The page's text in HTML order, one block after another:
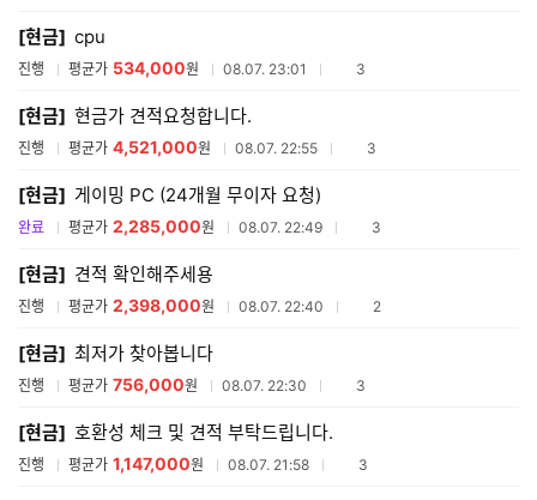
[현금] cpu
진행 평균가 534,000원 08.07. 23:01 참여업체수
3
[현금] 현금가 견적요청합니다.
진행 평균가 4,521,000원 08.07. 22:55 참여업체수
3
[현금] 게이밍 PC (24개월 무이자 요청)
완료 평균가 2,285,000원 08.07. 22:49 참여업체수
3
[현금] 견적 확인해주세용
진행 평균가 2,398,000원 08.07. 22:40 참여업체수
2
[현금] 최저가 찾아봅니다
진행 평균가 756,000원 08.07. 22:30 참여업체수
3
[현금] 호환성 체크 및 견적 부탁드립니다.
진행 평균가 1,147,000원 08.07. 21:58 참여업체수
3